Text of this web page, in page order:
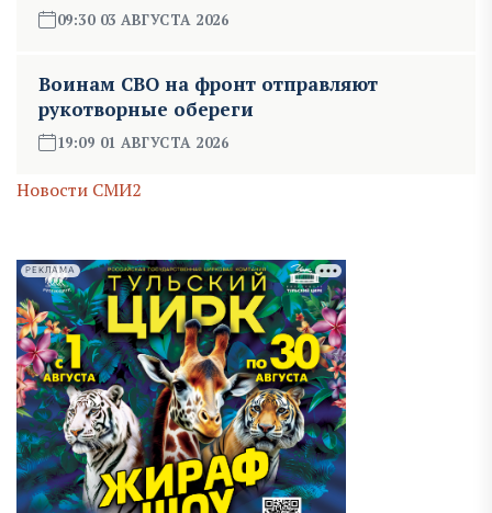
09:30 03 АВГУСТА 2026
Воинам СВО на фронт отправляют
рукотворные обереги
19:09 01 АВГУСТА 2026
Новости СМИ2
РЕКЛАМА